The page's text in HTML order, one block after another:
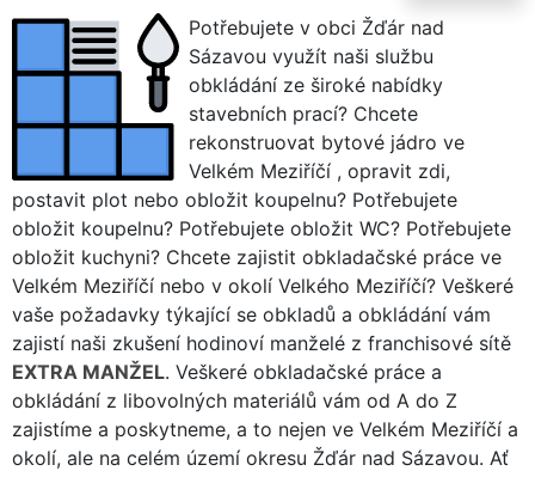
Potřebujete v obci Žďár nad
Sázavou využít naši službu
obkládání ze široké nabídky
stavebních prací? Chcete
rekonstruovat bytové jádro ve
Velkém Meziříčí , opravit zdi,
postavit plot nebo obložit koupelnu? Potřebujete
obložit koupelnu? Potřebujete obložit WC? Potřebujete
obložit kuchyni? Chcete zajistit obkladačské práce ve
Velkém Meziříčí nebo v okolí Velkého Meziříčí? Veškeré
vaše požadavky týkající se obkladů a obkládání vám
zajistí naši zkušení hodinoví manželé z franchisové sítě
EXTRA MANŽEL. Veškeré obkladačské práce a
obkládání z libovolných materiálů vám od A do Z
zajistíme a poskytneme, a to nejen ve Velkém Meziříčí a
okolí, ale na celém území okresu Žďár nad Sázavou. Ať